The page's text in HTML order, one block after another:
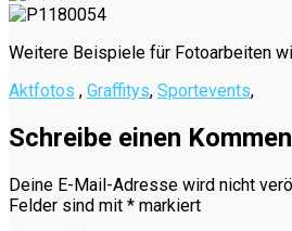
Weitere Beispiele für Fotoarbeiten
Aktfotos , Graffitys, Sportevents,
Schreibe einen
Deine E-Mail-Adresse wird nicht
Felder sind mit * markiert